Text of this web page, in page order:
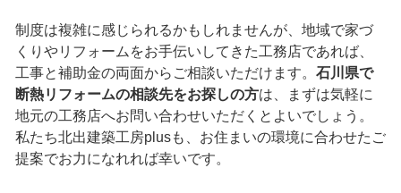
制度は複雑に感じられるかもしれませんが、地域で家づ
くりやリフォームをお手伝いしてきた工務店であれば、
工事と補助金の両面からご相談いただけます。 石川県で
断熱リフォームの相談先をお探しの方は、まずは気軽に
地元の工務店へお問い合わせいただくとよいでしょう。
私たち北出建築工房plusも、お住まいの環境に合わせたご
提案でお力になれれば幸いです。